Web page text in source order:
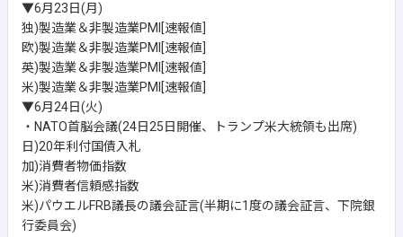
▼6月23日(月)
独)製造業＆非製造業PMI[速報値]
欧)製造業＆非製造業PMI[速報値]
英)製造業＆非製造業PMI[速報値]
米)製造業＆非製造業PMI[速報値]
▼6月24日(火)
・NATO首脳会議(24日25日開催、トランプ米大統領も出席)
日)20年利付国債入札
加)消費者物価指数
米)消費者信頼感指数
米)パウエルFRB議長の議会証言(半期に1度の議会証言、下院銀
行委員会)